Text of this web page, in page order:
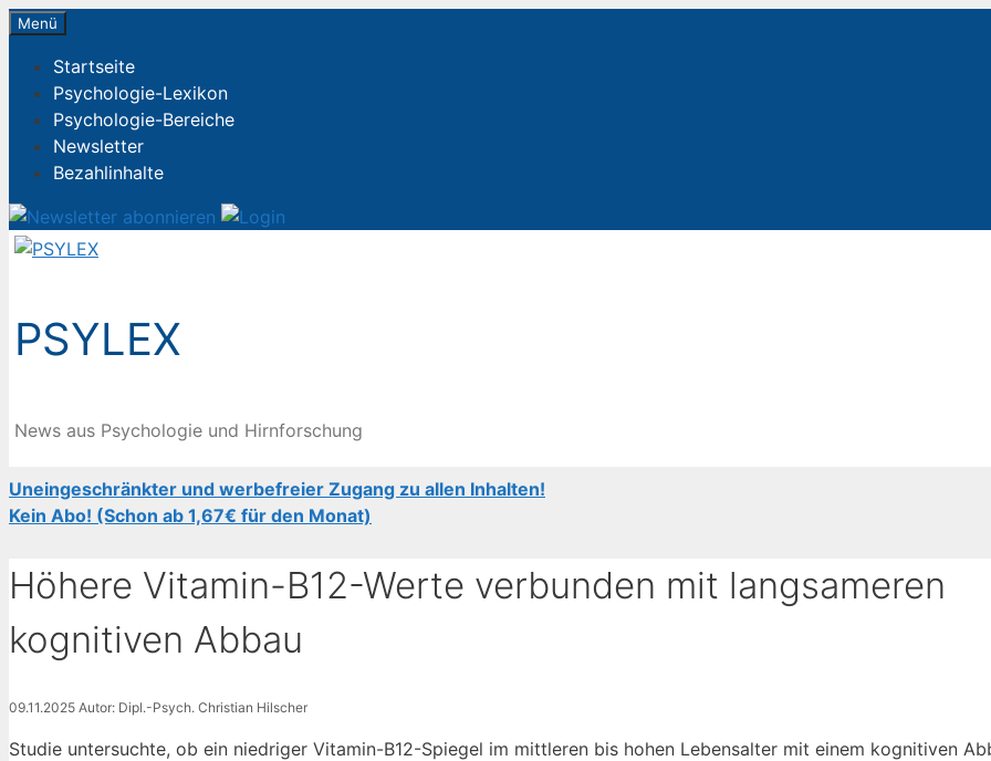
Zum
springen
Menü
Startseite
Psychologie-Lexikon
Psychologie-Bereiche
Newsletter
Bezahlinhalte
PSYLEX
News aus Psychologie und Hirnforschung
Uneingeschränkter und werbefreier Zugang zu allen Inhalten!
Kein Abo! (Schon ab 1,67€ für den Monat)
Höhere Vitamin-B12-Werte verbunden mit langsameren
kognitiven Abbau
09.11.2025 Autor: Dipl.-Psych. Christian Hilscher
Studie untersuchte, ob ein niedriger Vitamin-B12-Spiegel im mittleren bis hohen Lebensalter mit einem kognitiven